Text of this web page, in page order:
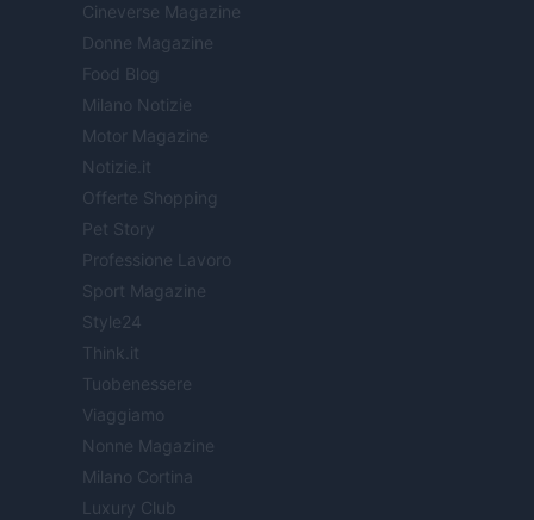
Cineverse Magazine
Donne Magazine
Food Blog
Milano Notizie
Motor Magazine
Notizie.it
Offerte Shopping
Pet Story
Professione Lavoro
Sport Magazine
Style24
Think.it
Tuobenessere
Viaggiamo
Nonne Magazine
Milano Cortina
Luxury Club